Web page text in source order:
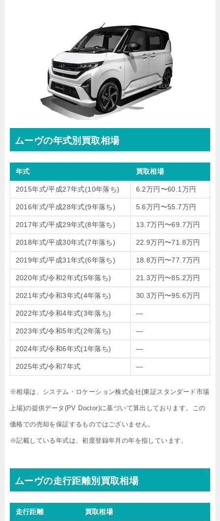
ムーヴの年式別買取相場
年式 買取相場
2015年式/平成27年式(10年落ち) 6.2万円〜60.1万円
2016年式/平成28年式(9年落ち) 5.6万円〜55.7万円
2017年式/平成29年式(8年落ち) 13.7万円〜69.7万円
2018年式/平成30年式(7年落ち) 22.9万円〜71.8万円
2019年式/平成31年式(6年落ち) 18.8万円〜77.7万円
2020年式/令和2年式(5年落ち) 21.3万円〜85.2万円
2021年式/令和3年式(4年落ち) 30.3万円〜95.6万円
2022年式/令和4年式(3年落ち) —
2023年式/令和5年式(2年落ち) —
2024年式/令和6年式(1年落ち) —
2025年式/令和7年式 —
※相場は、システム・ロケーション株式会社(東証スタンダード市場
上場)の提供データ(PV Doctor)に基づいて算出しております。この
価格での売却を保証するものではございません。
※記載している年式は、初度登録年月の年を指しています。
ムーヴの走行距離別買取相場
走行距離 買取相場